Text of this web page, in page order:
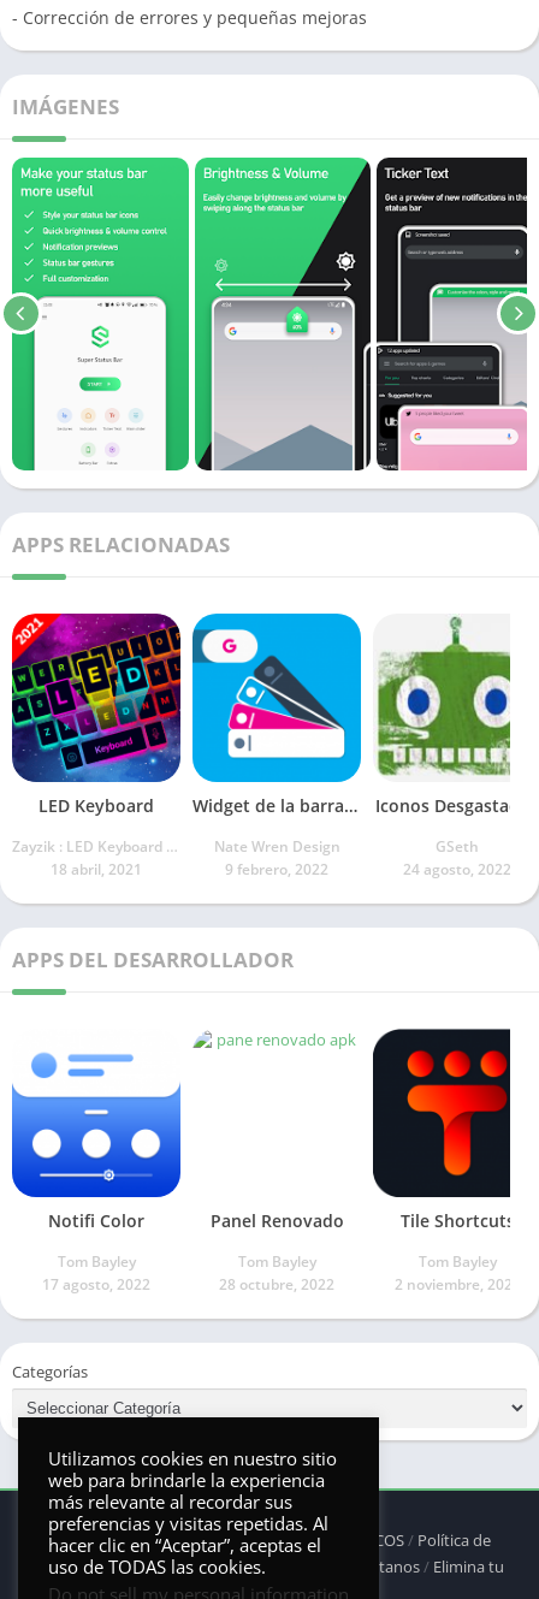
- Corrección de errores y pequeñas mejoras
IMÁGENES
APPS RELACIONADAS
LED Keyboard
Zayzik : LED Keyboard Studio
18 abril, 2021
Widget de la barra de búsqueda
Nate Wren Design
9 febrero, 2022
Iconos Desgastados
GSeth
24 agosto, 2022
APPS DEL DESARROLLADOR
Notifi Color
Tom Bayley
17 agosto, 2022
Panel Renovado
Tom Bayley
28 octubre, 2022
Tile Shortcuts
Tom Bayley
2 noviembre, 2021
Categorías
© 2025 - Derechos reservados -ANDRONAUTICOS/ Política de
privacidad/Política de Cookies/ Contáctanos/ Elimina tu
aplicación
Utilizamos cookies en nuestro sitio
web para brindarle la experiencia
más relevante al recordar sus
preferencias y visitas repetidas. Al
hacer clic en “Aceptar”, aceptas el
uso de TODAS las cookies.
Do not sell my personal information